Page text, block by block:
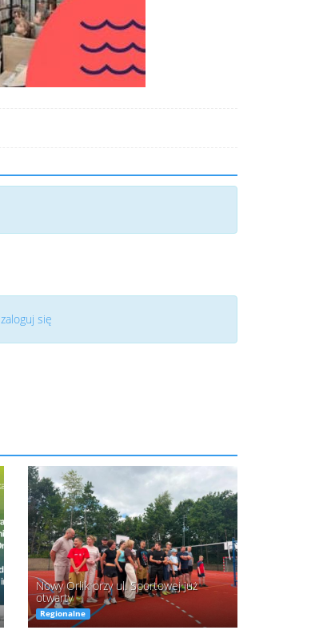
zaloguj się
Regionalne
Nowy Orlik przy ul. Sportowej już
otwarty